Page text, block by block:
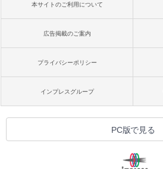
本サイトのご利用について
広告掲載のご案内
プライバシーポリシー
インプレスグループ
PC版で見る